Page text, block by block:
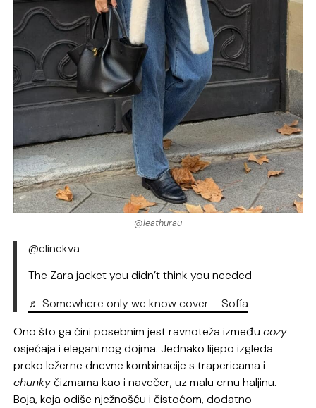
@leathurau
@elinekva
The Zara jacket you didn’t think you needed
♬ Somewhere only we know cover – Sofía
Ono što ga čini posebnim jest ravnoteža izmeđucozy
osjećaja i elegantnog dojma. Jednako lijepo izgleda
preko ležerne dnevne kombinacije s trapericama i
chunkyčizmama kao i navečer, uz malu crnu haljinu.
Boja, koja odiše nježnošću i čistoćom, dodatno